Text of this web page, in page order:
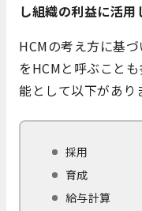
し組織の利益に活用
HCMの考え方に基
をHCMと呼ぶこと
能として以下があり
採用
育成
給与計算